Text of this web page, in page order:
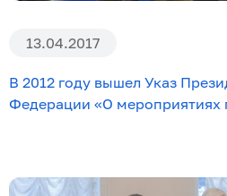
13.04.2017
В 2012 году вышел Указ
Федерации «О мероприятиях